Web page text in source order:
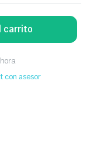
carrito
con asesor